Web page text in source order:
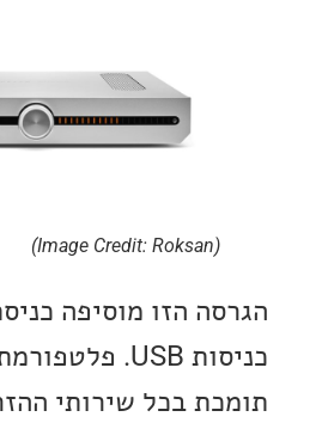
הזו מוסיפה כניסת רשת
בכל שירותי ההזרמה